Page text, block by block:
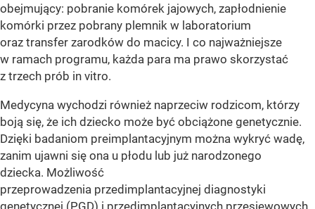
obejmujący: pobranie komórek jajowych, zapłodnienie
komórki przez pobrany plemnik w laboratorium
oraz transfer zarodków do macicy. I co najważniejsze
w ramach programu, każda para ma prawo skorzystać
z trzech prób in vitro.
Medycyna wychodzi również naprzeciw rodzicom, którzy
boją się, że ich dziecko może być obciążone genetycznie.
Dzięki badaniom preimplantacyjnym można wykryć wadę,
zanim ujawni się ona u płodu lub już narodzonego
dziecka. Możliwość
przeprowadzenia przedimplantacyjnej diagnostyki
genetycznej (PGD) i przedimplantacyjnych przesiewowych